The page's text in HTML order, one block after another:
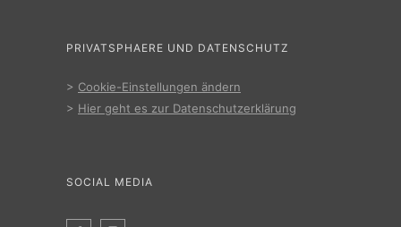
PRIVATSPHAERE UND DATENSCHUTZ
> Cookie-Einstellungen ändern
> Hier geht es zur Datenschutzerklärung
SOCIAL MEDIA